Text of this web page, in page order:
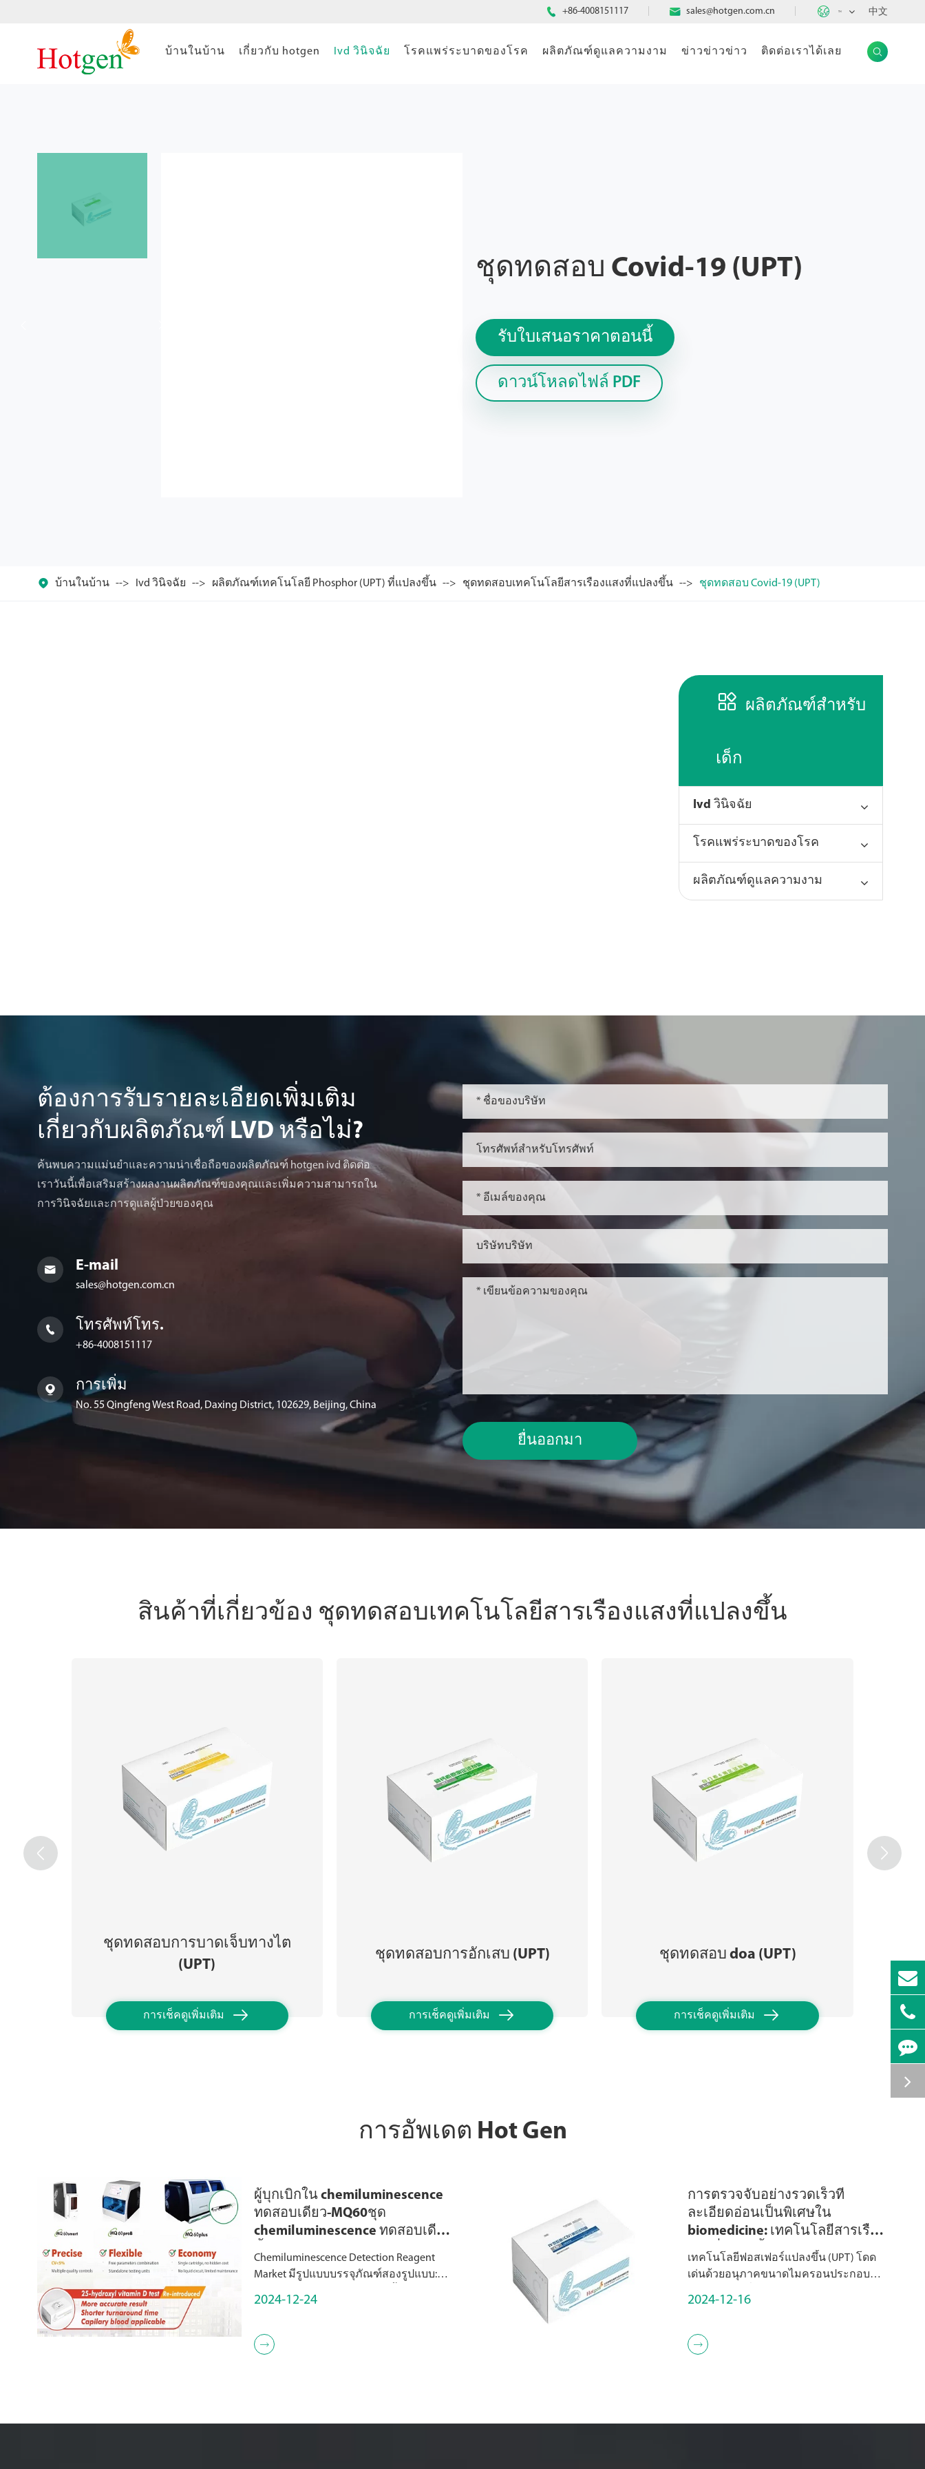
 +86-4008151117  sales@hotgen.com.cn  TH 中文
บ้านในบ้าน เกี่ยวกับ hotgen Ivd วินิจฉัย โรคแพร่ระบาดของโรค ผลิตภัณฑ์ดูแลความงาม ข่าวข่าวข่าว ติดต่อเราได้เลย 
ชุดทดสอบ Covid-19 (UPT)
รับใบเสนอราคาตอนนี้
ดาวน์โหลดไฟล์ PDF
 บ้านในบ้าน Ivd วินิจฉัย ผลิตภัณฑ์เทคโนโลยี Phosphor (UPT) ที่แปลงขึ้น ชุดทดสอบเทคโนโลยีสารเรืองแสงที่แปลงขึ้น ชุดทดสอบ Covid-19 (UPT)
 ผลิตภัณฑ์สำหรับ
เด็ก
Ivd วินิจฉัย
โรคแพร่ระบาดของโรค
ผลิตภัณฑ์ดูแลความงาม
ต้องการรับรายละเอียดเพิ่มเติม
เกี่ยวกับผลิตภัณฑ์ LVD หรือไม่?
ค้นพบความแม่นยำและความน่าเชื่อถือของผลิตภัณฑ์ hotgen ivd ติดต่อ
เราวันนี้เพื่อเสริมสร้างผลงานผลิตภัณฑ์ของคุณและเพิ่มความสามารถใน
การวินิจฉัยและการดูแลผู้ป่วยของคุณ
 E-mail
sales@hotgen.com.cn
 โทรศัพท์โทร.
+86-4008151117
 การเพิ่ม
No. 55 Qingfeng West Road, Daxing District, 102629, Beijing, China
ยื่นออกมา
สินค้าที่เกี่ยวข้อง ชุดทดสอบเทคโนโลยีสารเรืองแสงที่แปลงขึ้น
ชุดทดสอบการบาดเจ็บทางไต
(UPT)
การเช็คดูเพิ่มเติม 
ชุดทดสอบการอักเสบ (UPT)
การเช็คดูเพิ่มเติม 
ชุดทดสอบ doa (UPT)
การเช็คดูเพิ่มเติม 
 
การอัพเดต Hot Gen
ผู้บุกเบิกใน chemiluminescence
ทดสอบเดียว-MQ60ชุด
chemiluminescence ทดสอบเดียว
น้ำยาตรวจจับ
Chemiluminescence Detection Reagent
Market มีรูปแบบบรรจุภัณฑ์สองรูปแบบ:
เหมาะสำหรับเครื่องมือขนาดเล็ก...
2024-12-24

การตรวจจับอย่างรวดเร็วที่
ละเอียดอ่อนเป็นพิเศษใน
biomedicine: เทคโนโลยีสารเรือง
แสงที่แปลงขึ้น (UPT)
เทคโนโลยีฟอสเฟอร์แปลงขึ้น (UPT) โดด
เด่นด้วยอนุภาคขนาดไมครอนประกอบ
2024-12-16
